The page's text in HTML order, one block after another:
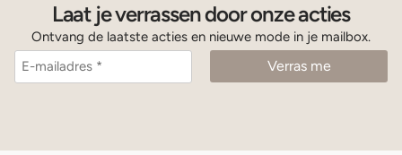
Laat je verrassen door onze acties
Ontvang de laatste acties en nieuwe mode in je mailbox.